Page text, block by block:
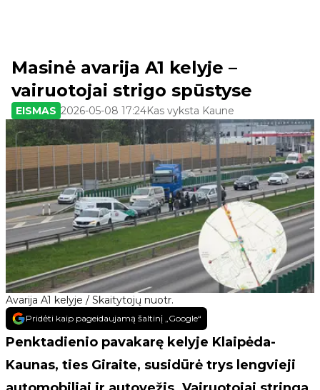
Avarija A1 kelyje / Skaitytojų nuotr.
Masinė avarija A1 kelyje –
vairuotojai strigo spūstyse
EISMAS 2026-05-08 17:24Kas vyksta Kaune
Pridėti kaip pageidaujamą šaltinį „Google“
Penktadienio pavakarę kelyje Klaipėda-
Kaunas, ties Giraite, susidūrė trys lengvieji